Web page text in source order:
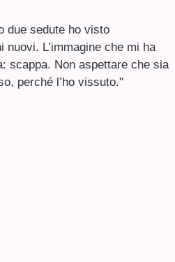
due sedute ho visto
L’immagine che mi ha
scappa. Non aspettare che sia
perché l’ho vissuto."